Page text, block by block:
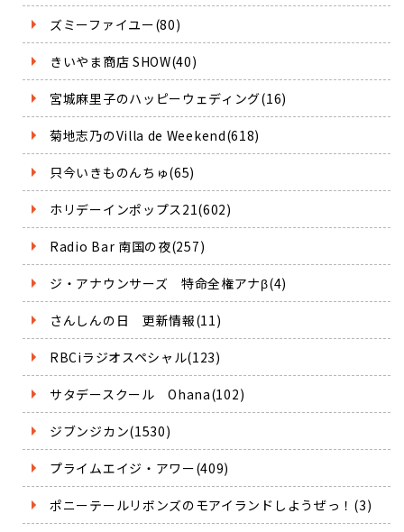
ズミーファイユー(80)
きいやま商店 SHOW(40)
宮城麻里子のハッピーウェディング(16)
菊地志乃のVilla de Weekend(618)
只今いきものんちゅ(65)
ホリデーインポップス21(602)
Radio Bar 南国の夜(257)
ジ・アナウンサーズ 特命全権アナβ(4)
さんしんの日 更新情報(11)
RBCiラジオスペシャル(123)
サタデースクール Ohana(102)
ジブンジカン(1530)
プライムエイジ・アワー(409)
ポニーテールリボンズのモアイランドしようぜっ！(3)